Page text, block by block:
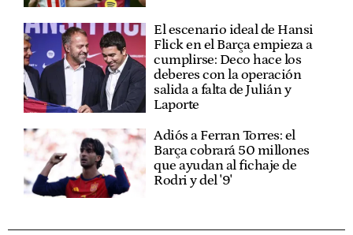
El escenario ideal de Hansi
Flick en el Barça empieza a
cumplirse: Deco hace los
deberes con la operación
salida a falta de Julián y
Laporte
Adiós a Ferran Torres: el
Barça cobrará 50 millones
que ayudan al fichaje de
Rodri y del '9'